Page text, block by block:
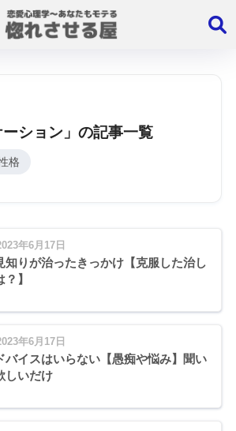
ーション」の記事一覧
格
年6月17日
知りが治ったきっかけ【克服した治し
】
年6月17日
バイスはいらない【愚痴や悩み】聞い
しいだけ